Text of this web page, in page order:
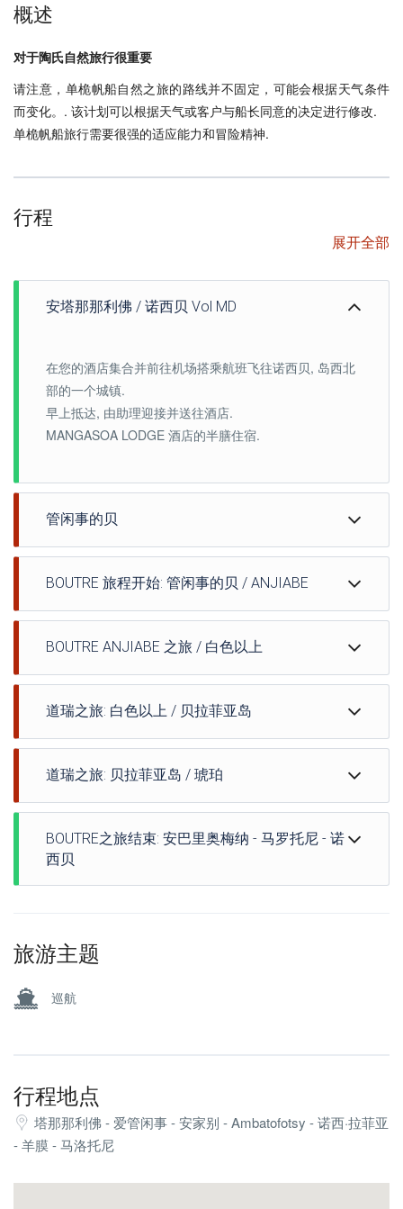
概述
对于陶氏自然旅行很重要
请注意，单桅帆船自然之旅的路线并不固定，可能会根据天气条件
而变化。. 该计划可以根据天气或客户与船长同意的决定进行修改.
单桅帆船旅行需要很强的适应能力和冒险精神.
行程
展开全部
安塔那那利佛 / 诺西贝 Vol MD
在您的酒店集合并前往机场搭乘航班飞往诺西贝, 岛西北
部的一个城镇.
早上抵达, 由助理迎接并送往酒店.
MANGASOA LODGE 酒店的半膳住宿.
管闲事的贝
索诺西贝岛.
MANGASOA LODGE 酒店的半膳住宿.
BOUTRE 旅程开始: 管闲事的贝 / ANJIABE
的选择 ! ) 探索一个以海洋为唯一通道的地区. 早上 6:45
在我们的海滨场所集合，享用美味的早餐. 我们离开诺西
浴, 自由潜水和发现极其丰富多样的海底世界, 漂亮又多
彩. 然后经过短暂的穿越后, 降落安家贝, 3 公里长的海
滩，周围是半废弃的椰林, 一个有着异常低潮的地方. 这
是我们露营的地方. 享用完开胃酒和海鲜大餐后, 小憩, 游
泳和那些想要它的人, 步行游览观察多种鸟类, 主要为马
达加斯加特有. 日落, 开胃酒, 吃饭……晚安 !
BOUTRE ANJIABE 之旅 / 白色以上
8:00 左右我们起锚, 我们又来了. 这次我们要遇见的是丛
林中的一个“大村庄”和它的居民。. 但我们只会在几个小
们潜水 ( 仅在呼吸暂停时) 沿途的某个地方，我们根据情
况选择的众多地点之一( 浪潮, 发泄, 水的透明度, 每个的
级别,等等…). 在潜水地点，这也是我们尽一切努力提供
食物补充剂的机会. 为那些想要的人进行水下狩猎, 还可
的函数，也是我们同伴的微风的强度和方向的函数 (是否
结盟, 但绝不意味着), 在我们的整个旅程中. 我们于中午
村庄中心的长滩边缘扎营. 我们受益于一种传统地毯的有
还推荐“得体着装”. 白天活动的狐猴经常在下午晚些时候
经过这个村庄，而另一种夜间活动的物种经常喜欢偷窃山
谷中我们头顶椰子树花中流出的棕榈酒。. 马达加斯加呈
道瑞之旅: 白色以上 / 贝拉菲亚岛
的岛屿 (2500 哈). 南半部或多或少覆盖着废弃的种植园
(咖啡店, 胡椒, 依兰, 胡椒), 本身被大树遮荫. 数十只巨大
殖民时期住宅和一个大村庄. 一切都让我们沉浸在异国情
调和殖民时代的魅力中 20. 在一个不同且非常丰富的地点
道瑞之旅: 贝拉菲亚岛 / 琥珀
水. 上午晚些时候抵达安巴里奥梅纳, 有点像安静的马达
加斯加峡湾，周围是橙色沙滩的小海滩, 以陡峭的森林为
主，森林交错着粉红色砂岩的舌头. 然后，这条手臂深入
午, 我们乘独木舟沿着大海的手臂航行，或者步行在这个
空下用餐，晚安, 被村庄的声音所催眠.
BOUTRE之旅结束: 安巴里奥梅纳 - 马罗托尼 - 诺
西贝
看看出去时没有看到的东西. 美丽的马罗托尼村庄所在的
和潮汐，我们会停留一两个小时...我们将在一个有着壮丽
光……水流拍打浮标的沙沙声, 弓之歌……天空与大海之
间, 半鸟半船, 在总是不同的夕阳的金色光芒的推动下，
我们将到达马迪罗凯利 (Madirokely) 港口, 下午 5:00 左
右在诺西贝.
旅游主题
巡航
行程地点
塔那那利佛 - 爱管闲事 - 安家别 - Ambatofotsy - 诺西·拉菲亚
- 羊膜 - 马洛托尼